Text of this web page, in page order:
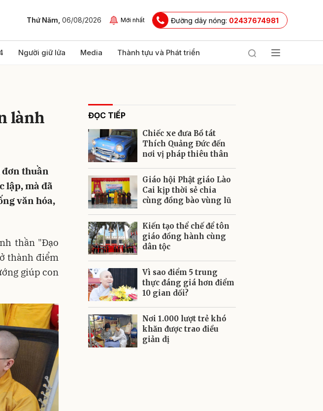
Thứ Năm, 06/08/2026 Mới nhất Đường dây nóng: 02437674981
Người giữ lửa Media Thành tựu và Phát triển
lành
đơn thuần
lập, mà đã
văn hóa,
thần "Đạo
thành điểm
giúp con
ĐỌC TIẾP
Chiếc xe đưa Bồ tát
Thích Quảng Đức đến
nơi vị pháp thiêu thân
Giáo hội Phật giáo Lào
Cai kịp thời sẻ chia
cùng đồng bào vùng lũ
Kiến tạo thể chế để tôn
giáo đồng hành cùng
dân tộc
Vì sao điểm 5 trung
thực đáng giá hơn điểm
10 gian dối?
Nơi 1.000 lượt trẻ khó
khăn được trao điều
giản dị
Gửi